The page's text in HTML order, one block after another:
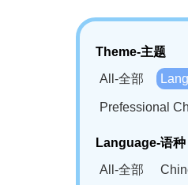
Theme-主题
All-全部
Prefessional
Language-语种
All-全部